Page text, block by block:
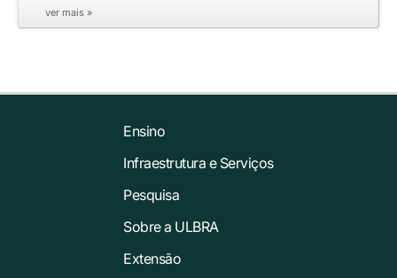
ver mais »
Ensino
Infraestrutura e Serviços
Pesquisa
Sobre a ULBRA
Extensão